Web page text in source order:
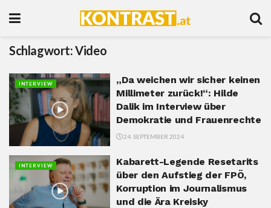
Schlagwort:Video
INTERVIEW
„Da weichen wir sicher keinen
Millimeter zurück!“: Hilde
Dalik im Interview über
Demokratie und Frauenrechte
24. SEPTEMBER 2024
INTERVIEW
Kabarett-Legende Resetarits
über den Aufstieg der FPÖ,
Korruption im Journalismus
und die Ära Kreisky